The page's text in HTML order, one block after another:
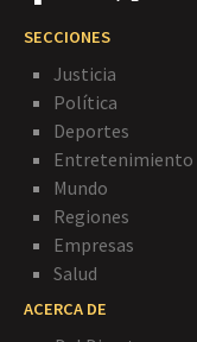
SECCIONES
Justicia
Política
Deportes
Entretenimiento
Mundo
Regiones
Empresas
Salud
ACERCA DE